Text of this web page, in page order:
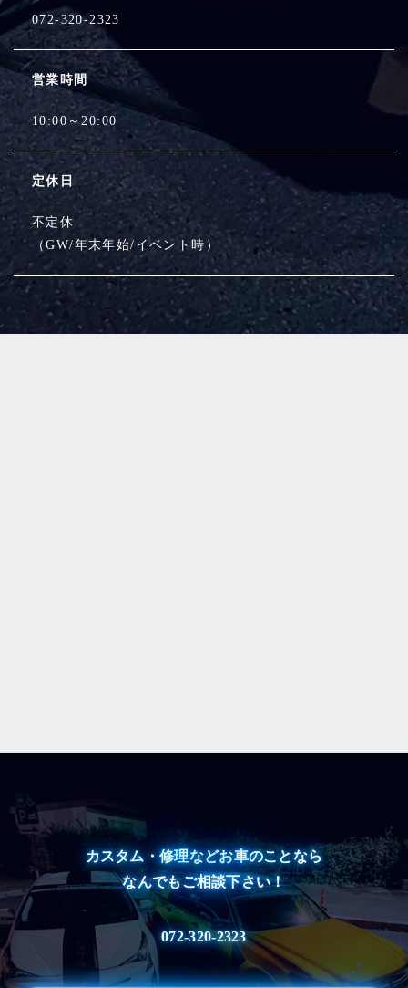
072-320-2323
営業時間
10:00～20:00
定休日
不定休
（GW/年末年始/イベント時）
カスタム・修理などお車のことなら
なんでもご相談下さい！
072-320-2323